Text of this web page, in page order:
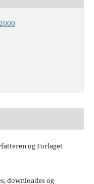
og Forlaget
downloades og